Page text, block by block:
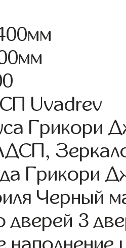
Uvadrev
Грикори
Грикори
Черный
дверей 3